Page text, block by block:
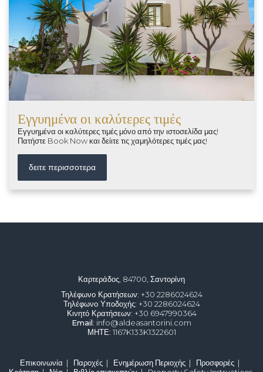
Εγγυημένα οι καλύτερες τιμές
Εγγυημένα οι καλύτερες τιμές μόνο από την ιστοσελίδα μας!
Πατήστε Book Now και δείιτε τις χαμηλότερες τιμές μας!
δειτε περισσοτερα
Καρτεράδος, 84700, Σαντορίνη
Τηλέφωνο Κρατήσεων: +30 2286024624
Τηλέφωνο Υποδοχής: +30 2286024624
Κινητό Κρατήσεων: +30 6947990364
Email: info@aldeasantorini.com
ΜΗΤΕ: 1167K133K1322601
Επικοινωνία | Παροχές | Ενημέρωση Περιοχής | Προσφορές |